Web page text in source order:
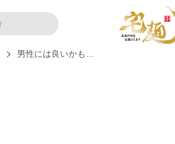
男性には良いかも…